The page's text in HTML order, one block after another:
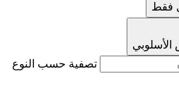
فقط
الأسلوبي
تصفية حسب النوع